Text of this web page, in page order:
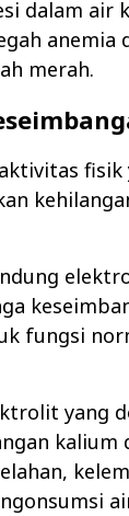
dalam air
anemia
merah.
fungsi
yang
kalium